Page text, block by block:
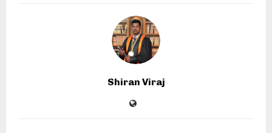
Shiran Viraj